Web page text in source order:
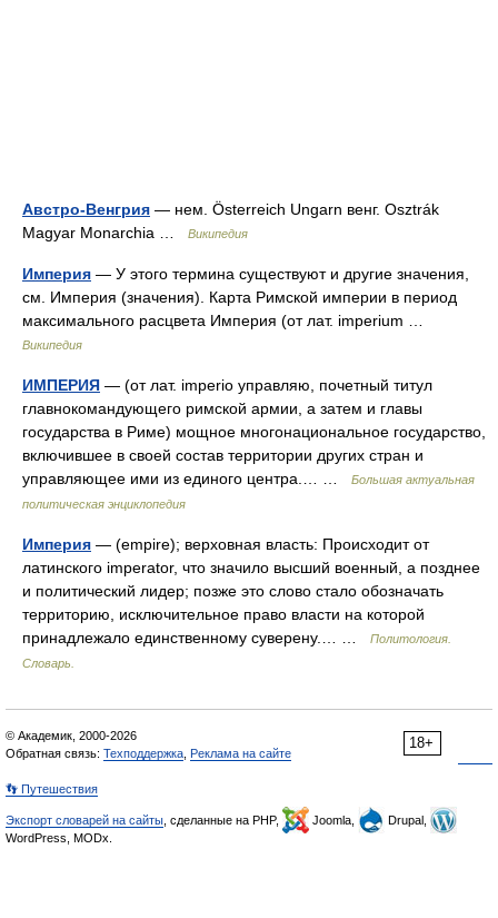
Австро-Венгрия — нем. Österreich Ungarn венг. Osztrák
Magyar Monarchia …
Википедия
Империя — У этого термина существуют и другие значения,
см. Империя (значения). Карта Римской империи в период
максимального расцвета Империя (от лат. imperium …
Википедия
ИМПЕРИЯ — (от лат. imperio управляю, почетный титул
главнокомандующего римской армии, а затем и главы
государства в Риме) мощное многонациональное государство,
включившее в своей состав территории других стран и
управляющее ими из единого центра.… …
Большая актуальная
политическая энциклопедия
Империя — (empire); верховная власть: Происходит от
латинского imperator, что значило высший военный, а позднее
и политический лидер; позже это слово стало обозначать
территорию, исключительное право власти на которой
принадлежало единственному суверену.… …
Политология.
Словарь.
18+
© Академик, 2000-2026
Обратная связь: Техподдержка Реклама на сайте
👣 Путешествия
Экспорт словарей на сайты , сделанные на PHP, Joomla,
Drupal,
WordPress, MODx.